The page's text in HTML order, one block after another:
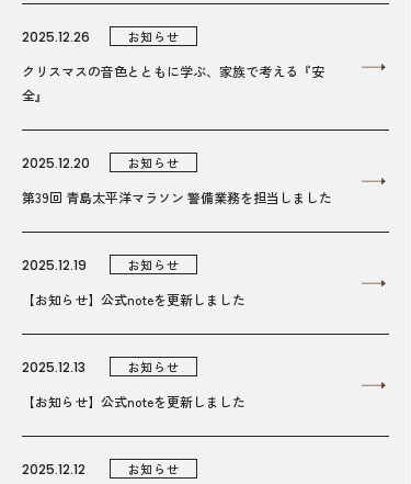
2025.12.26 お知らせ
クリスマスの音色とともに学ぶ、家族で考える『安
全』
2025.12.20 お知らせ
第39回 青島太平洋マラソン 警備業務を担当しました
2025.12.19 お知らせ
【お知らせ】公式noteを更新しました
2025.12.13 お知らせ
【お知らせ】公式noteを更新しました
2025.12.12 お知らせ